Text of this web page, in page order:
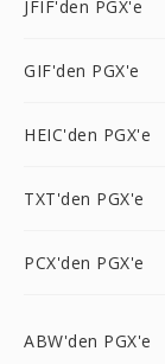
JFIF'den PGX'e
GIF'den PGX'e
HEIC'den PGX'e
TXT'den PGX'e
PCX'den PGX'e
ABW'den PGX'e